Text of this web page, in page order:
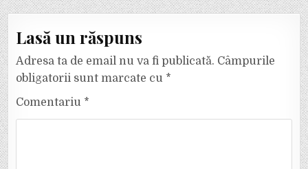
Lasă un răspuns
Adresa ta de email nu va fi publicată. Câmpurile
obligatorii sunt marcate cu *
Comentariu *